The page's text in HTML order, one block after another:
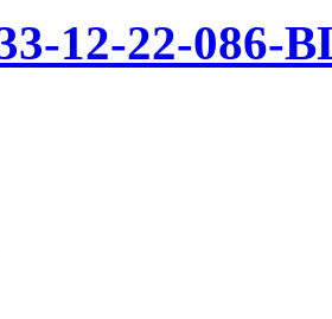
12-22-086-